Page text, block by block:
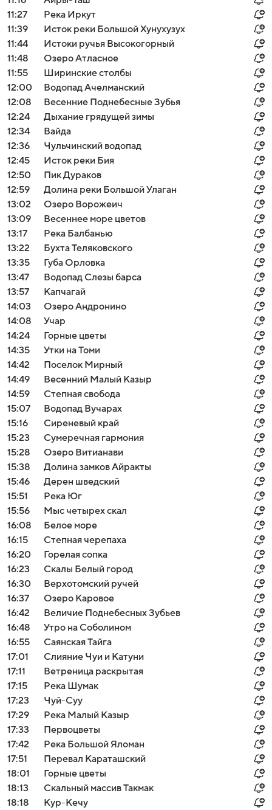
11:27
Река Иркут
11:39
Исток реки Большой Хунухузух
11:44
Истоки ручья Высокогорный
11:48
Озеро Атласное
11:55
Ширинские столбы
12:00
Водопад Ачелманский
12:08
Весенние Поднебесные Зубья
12:24
Дыхание грядущей зимы
12:34
Вайда
12:36
Чульчинский водопад
12:45
Исток реки Бия
12:50
Пик Дураков
12:59
Долина реки Большой Улаган
13:02
Озеро Ворожеич
13:09
Весеннее море цветов
13:17
Река Балбанью
13:22
Бухта Теляковского
13:35
Губа Орловка
13:47
Водопад Слезы барса
13:57
Капчагай
14:03
Озеро Андронино
14:08
Учар
14:24
Горные цветы
14:35
Утки на Томи
14:42
Поселок Мирный
14:49
Весенний Малый Казыр
14:59
Степная свобода
15:07
Водопад Вучарах
15:16
Сиреневый край
15:23
Сумеречная гармония
15:28
Озеро Витианави
15:38
Долина замков Айракты
15:46
Дерен шведский
15:51
Река Юг
15:56
Мыс четырех скал
16:08
Белое море
16:15
Cтепная черепаха
16:20
Горелая сопка
16:23
Скалы Белый город
16:30
Верхотомский ручей
16:37
Озеро Каровое
16:42
Величие Поднебесных Зубьев
16:48
Утро на Соболином
16:55
Саянская Тайга
17:01
Слияние Чуи и Катуни
17:11
Ветреница раскрытая
17:15
Река Шумак
17:23
Чуй-Суу
17:29
Река Малый Казыр
17:33
Первоцветы
17:42
Река Большой Яломан
17:51
Перевал Караташский
18:01
Горные цветы
18:13
Скальный массив Такмак
18:18
Кур-Кечу